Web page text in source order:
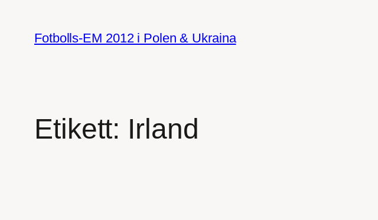
innehåll
Fotbolls-EM 2012 i Polen & Ukraina
Etikett: Irland